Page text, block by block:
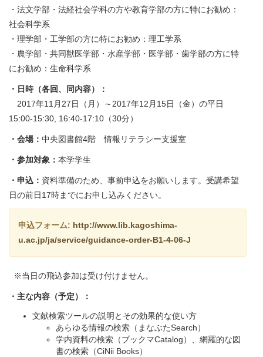
・法文学部・法経社会学科の方や教育学部の方に特にお勧め：
社会科学系
・理学部・工学部の方に特にお勧め：理工学系
・農学部・共同獣医学部・水産学部・医学部・歯学部の方に特
にお勧め：生命科学系
・日時（各回、同内容）：
2017年11月27日（月）～2017年12月15日（金）の平日
15:00-15:30, 16:40-17:10（30分）
・会場： 中央図書館4階 情報リテラシー支援室
・参加対象： 本学学生
・申込： 資料準備のため、事前申込をお願いします。受講希望
日の前日17時までにお申し込みください。
申込フォーム: http://www.lib.kagoshima-
u.ac.jp/ja/service/guidance-order-B1-4-06-J
※当日の飛込参加は受け付けません。
・主な内容（予定）：
文献検索ツールの説明とその効果的な使い方
あらゆる情報の検索（まなぶたSearch）
学内資料の検索（ブックマCatalog）、網羅的な図
書の検索（CiNii Books）